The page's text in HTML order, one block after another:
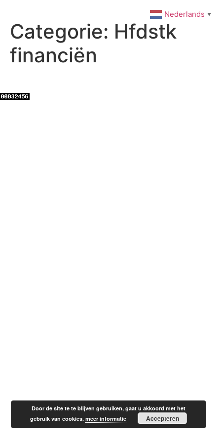
inhoudCategorie: Hfdstk
financiën
Nederlands ▼
Door de site te te blijven gebruiken, gaat u akkoord met het
gebruik van cookies.meer informatie Accepteren